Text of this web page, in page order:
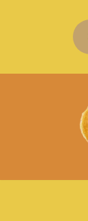
springen